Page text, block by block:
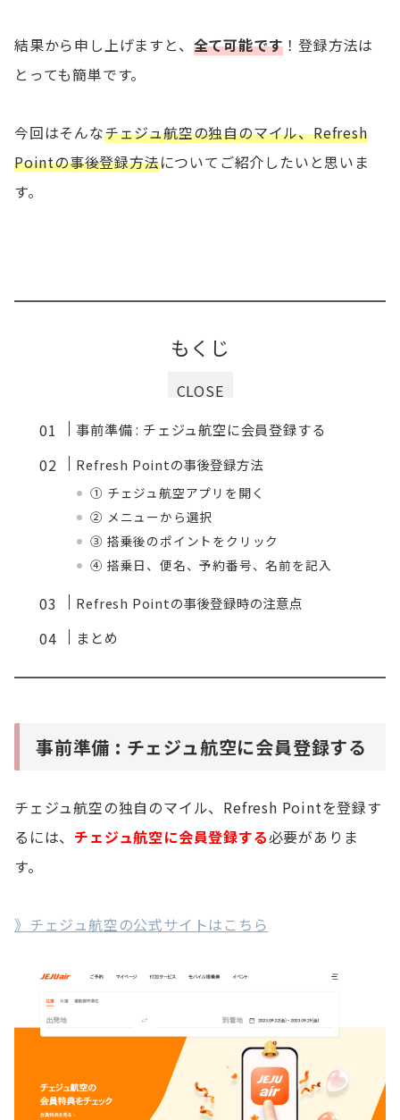
結果から申し上げますと、 全て可能です ！登録方法は
とっても簡単です。
今回はそんなチェジュ航空の独自のマイル、Refresh
Pointの事後登録方法についてご紹介したいと思いま
す。
CLOSE
もくじ
事前準備 : チェジュ航空に会員登録する
Refresh Pointの事後登録方法
① チェジュ航空アプリを開く
② メニューから選択
③ 搭乗後のポイントをクリック
④ 搭乗日、便名、予約番号、名前を記入
Refresh Pointの事後登録時の注意点
まとめ
事前準備 : チェジュ航空に会員登録する
チェジュ航空の独自のマイル、Refresh Pointを登録す
るには、 チェジュ航空に会員登録する必要がありま
す。
》チェジュ航空の公式サイトはこちら